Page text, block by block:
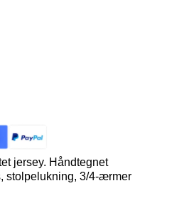
jersey. Håndtegnet
stolpelukning, 3/4-ærmer